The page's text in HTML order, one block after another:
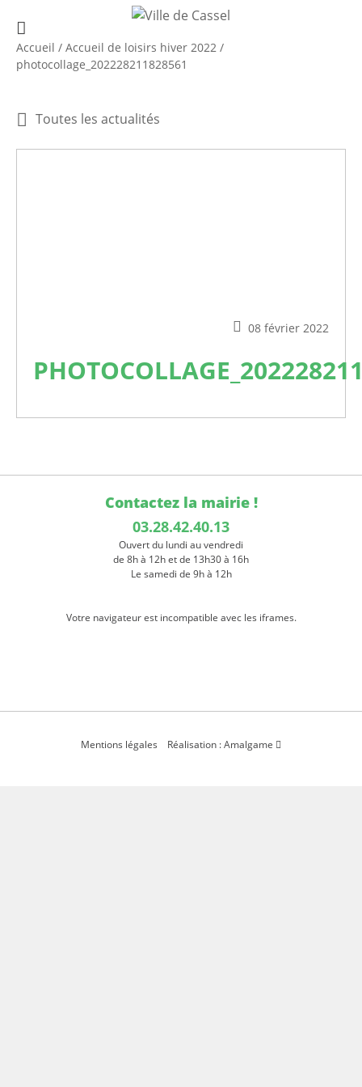
Accueil / Accueil de loisirs hiver 2022 /
photocollage_202228211828561
Toutes les actualités
08 février 2022
Contactez la mairie !
03.28.42.40.13
Ouvert du lundi au vendredi
de 8h à 12h et de 13h30 à 16h
Le samedi de 9h à 12h
Votre navigateur est incompatible avec les iframes.
Mentions légales Réalisation : Amalgame